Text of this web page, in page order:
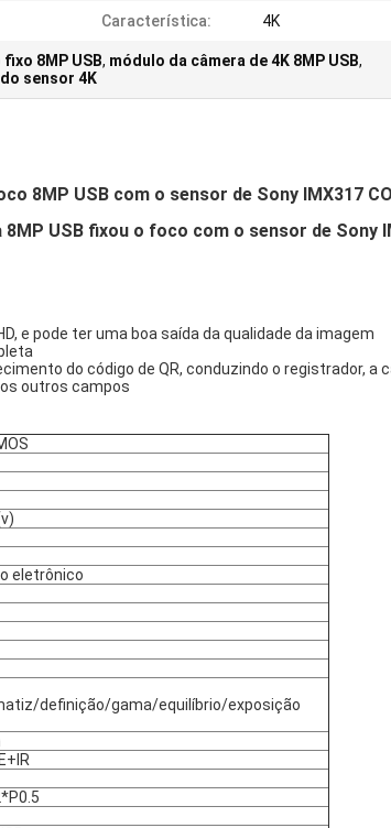
Característica: 4K
8MP USB, módulo da câmera de 4K 8MP USB,
sensor 4K
8MP USB com o sensor de Sony IMX317
USB fixou o foco com o sensor de Sony
e pode ter uma boa saída da qualidade da imagem
do código de QR, conduzindo o registrador, a
outros campos
eletrônico
definição/gama/equilíbrio/exposição